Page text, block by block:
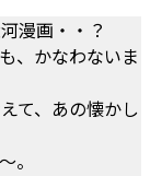
漫画・・？
、かなわないま
て、あの懐かし
。